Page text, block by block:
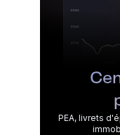
PEA, livrets